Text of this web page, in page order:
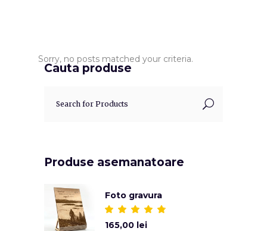
Sorry, no posts matched your criteria.
Cauta produse
Produse asemanatoare
Foto gravura
5.00
165,00 lei